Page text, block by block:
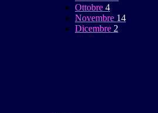
Ottobre 4
Novembre 14
Dicembre 2